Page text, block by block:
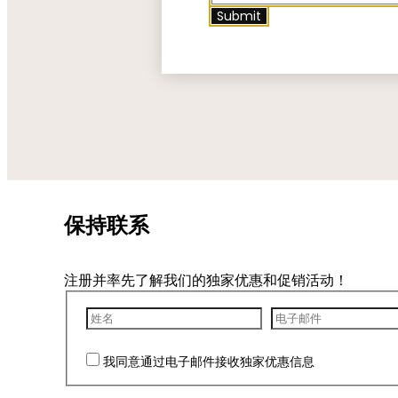
Submit
保持联系
注册并率先了解我们的独家优惠和促销活动！
我同意通过电子邮件接收独家优惠信息